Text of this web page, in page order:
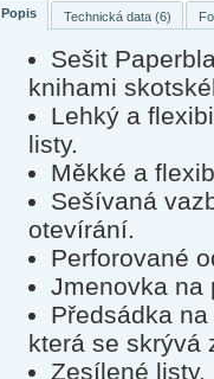
Popis Technická data (6)
Sešit
knihami
Lehký a
listy.
Měkké a
Sešívaná
otevírání.
Perforované
Jmenovka na
Předsádka
která se skrývá
Zesílené